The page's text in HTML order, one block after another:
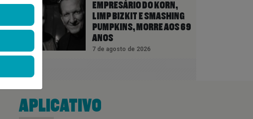
EMPRESÁRIO DO KORN,
LIMP BIZKIT E SMASHING
PUMPKINS, MORRE AOS 69
ANOS
7 de agosto de 2026
APLICATIVO